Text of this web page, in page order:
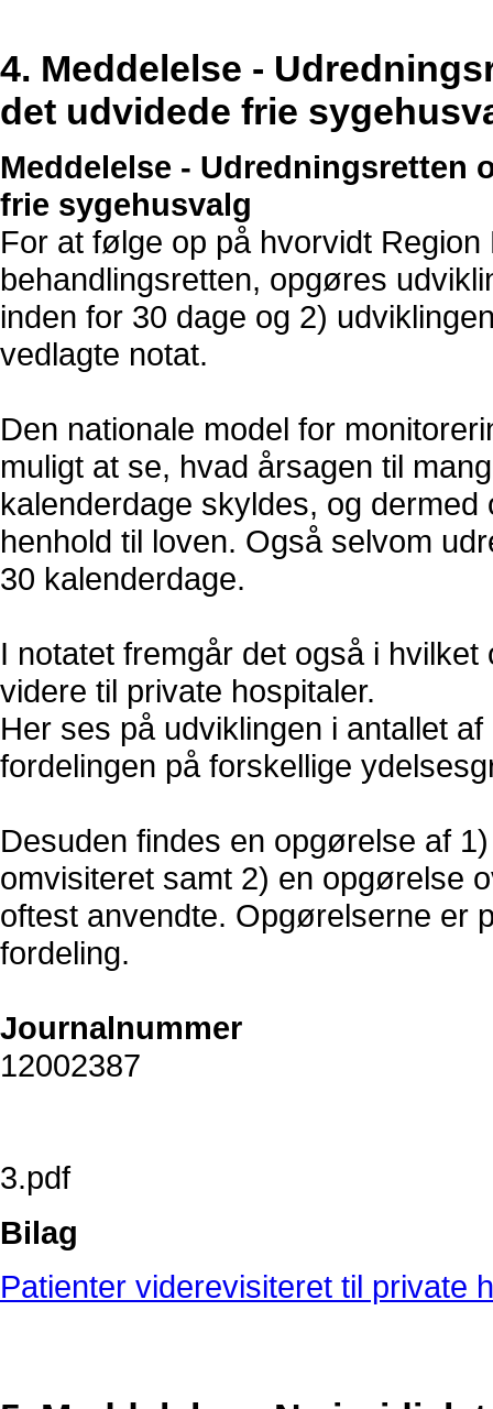
4. Meddelelse -
det udvidede frie
Meddelelse - Udredningsretten
frie sygehusvalg
For at følge op på hvorvidt
behandlingsretten, opgøres
inden for 30 dage og 2)
vedlagte notat.
Den nationale model for
muligt at se, hvad årsagen til
kalenderdage skyldes, og
henhold til loven. Også selvom
30 kalenderdage.
I notatet fremgår det også i
videre til private hospitaler.
Her ses på udviklingen i antallet
fordelingen på forskellige
Desuden findes en opgørelse af
omvisiteret samt 2) en opgørelse
oftest anvendte. Opgørelserne er
fordeling.
Journalnummer
12002387
3.pdf
Bilag
Patienter viderevisiteret til private